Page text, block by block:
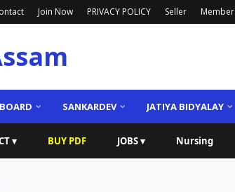
Join Now PRIVACY POLICY Seller
SANKARDEV JATIYA BIDYALAY
▾ BUY PDF JOBS ▾ Nursing